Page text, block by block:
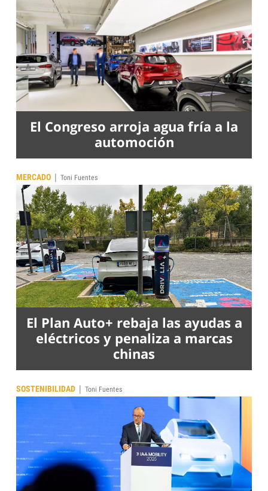
El Congreso arroja agua fría a la
automoción
MERCADO | Toni Fuentes
El Plan Auto+ rebaja las ayudas a
eléctricos y penaliza a marcas
chinas
SOSTENIBILIDAD | Toni Fuentes